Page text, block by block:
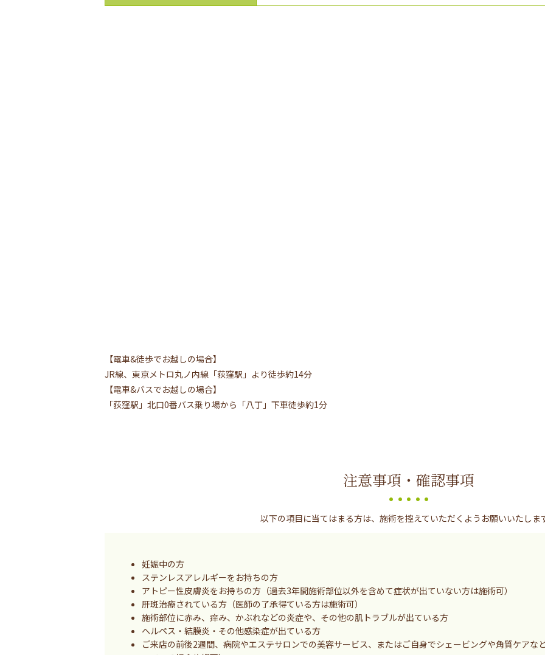
【電車&徒歩でお越しの場合】
JR線、東京メトロ丸ノ内線「荻窪駅」より徒歩約14分
【電車&バスでお越しの場合】
「荻窪駅」北口0番バス乗り場から「八丁」下車徒歩約1分
注意事項・確認事項
以下の項目に当てはまる方は、施術を控えていただくようお願いいたしま
妊娠中の方
ステンレスアレルギーをお持ちの方
アトピー性皮膚炎をお持ちの方（過去3年間施術部位以外を含めて症状が出ていない方は施術可）
肝斑治療されている方（医師の了承得ている方は施術可）
施術部位に赤み、痒み、かぶれなどの炎症や、その他の肌トラブルが出ている方
ヘルペス・結膜炎・その他感染症が出ている方
ご来店の前後2週間、病院やエステサロンでの美容サービス、またはご自身でシェービングや角質ケアな